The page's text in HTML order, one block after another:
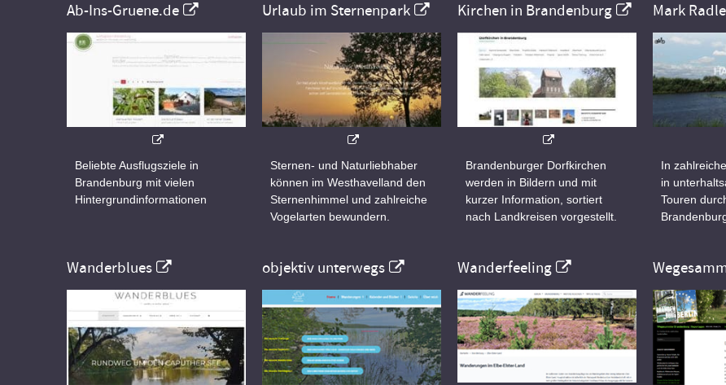
Ab-Ins-Gruene.de
Beliebte Ausflugsziele in
Brandenburg mit vielen
Hintergrundinformationen
Urlaub im Sternenpark
Sternen- und Naturliebhaber
können im Westhavelland den
Sternenhimmel und zahlreiche
Vogelarten bewundern.
Kirchen in Brandenburg
Brandenburger Dorfkirchen
werden in Bildern und mit
kurzer Information, sortiert
nach Landkreisen vorgestellt.
Mark
In
in
Touren
Wanderblues objektiv unterwegs Wanderfeeling